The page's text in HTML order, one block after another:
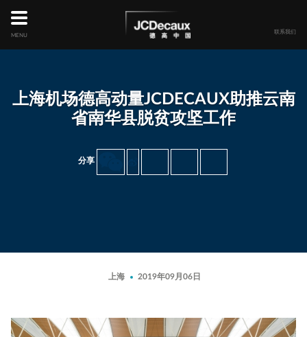
main
content
MENU
联系我们
上海机场德高动量JCDECAUX助推云南
省南华县脱贫攻坚工作
分享
上海 2019年09月06日